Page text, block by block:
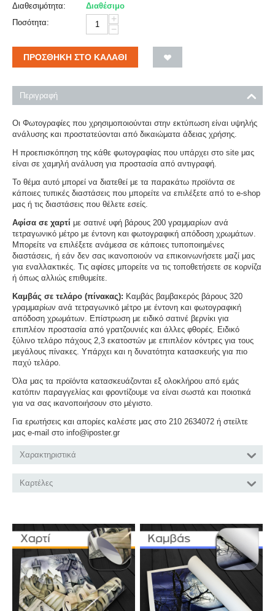
Διαθεσιμότητα:
Διαθέσιμο
Ποσότητα:
+
−
ΠΡΟΣΘΉΚΗ ΣΤΟ ΚΑΛΆΘΙ
Περιγραφή
Οι Φωτογραφίες που χρησιμοποιούνται στην εκτύπωση είναι υψηλής
ανάλυσης και προστατεύονται από δικαιώματα άδειας χρήσης.
Η προεπισκόπηση της κάθε φωτογραφίας που υπάρχει στο site μας
είναι σε χαμηλή ανάλυση για προστασία από αντιγραφή.
Το θέμα αυτό μπορεί να διατεθεί με τα παρακάτω προϊόντα σε
κάποιες τυπικές διαστάσεις που μπορείτε να επιλέξετε από το e-shop
μας ή τις διαστάσεις που θέλετε εσείς.
Αφίσα σε χαρτί με σατινέ υφή βάρους 200 γραμμαρίων ανά
τετραγωνικό μέτρο με έντονη και φωτογραφική απόδοση χρωμάτων.
Μπορείτε να επιλέξετε ανάμεσα σε κάποιες τυποποιημένες
διαστάσεις, ή εάν δεν σας ικανοποιούν να επικοινωνήσετε μαζί μας
για εναλλακτικές. Τις αφίσες μπορείτε να τις τοποθετήσετε σε κορνίζα
ή όπως αλλιώς επιθυμείτε.
Καμβάς σε τελάρο (πίνακας): Καμβάς βαμβακερός βάρους 320
γραμμαρίων ανά τετραγωνικό μέτρο με έντονη και φωτογραφική
απόδοση χρωμάτων. Επίστρωση με ειδικό σατινέ βερνίκι για
επιπλέον προστασία από γρατζουνιές και άλλες φθορές. Ειδικό
ξύλινο τελάρο πάχους 2,3 εκατοστών με επιπλέον κόντρες για τους
μεγάλους πίνακες. Υπάρχει και η δυνατότητα κατασκευής για πιο
παχύ τελάρο.
Όλα μας τα προϊόντα κατασκευάζονται εξ ολοκλήρου από εμάς
κατόπιν παραγγελίας και φροντίζουμε να είναι σωστά και ποιοτικά
για να σας ικανοποιήσουν στο μέγιστο.
Για ερωτήσεις και απορίες καλέστε μας στο 210 2634072 ή στείλτε
μας e-mail στο info@iposter.gr
Χαρακτηριστικά
Καρτέλες